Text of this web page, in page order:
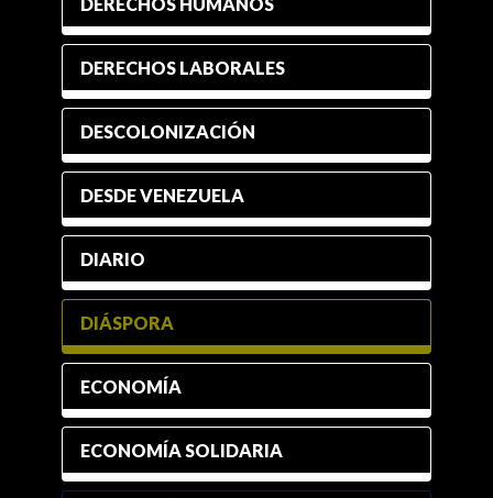
DERECHOS LABORALES
DESCOLONIZACIÓN
DESDE VENEZUELA
DIARIO
DIÁSPORA
ECONOMÍA
ECONOMÍA SOLIDARIA